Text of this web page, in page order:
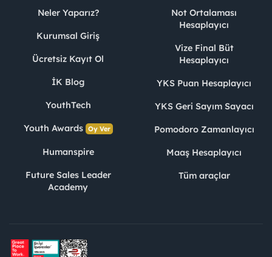
Neler Yaparız?
Kurumsal Giriş
Ücretsiz Kayıt Ol
İK Blog
YouthTech
Youth Awards Oy Ver
Humanspire
Future Sales Leader
Academy
Not Ortalaması
Hesaplayıcı
Vize Final Büt
Hesaplayıcı
YKS Puan Hesaplayıcı
YKS Geri Sayım Sayacı
Pomodoro Zamanlayıcı
Maaş Hesaplayıcı
Tüm araçlar